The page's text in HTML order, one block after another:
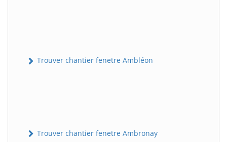
Trouver chantier fenetre Ambléon
Trouver chantier fenetre Ambronay